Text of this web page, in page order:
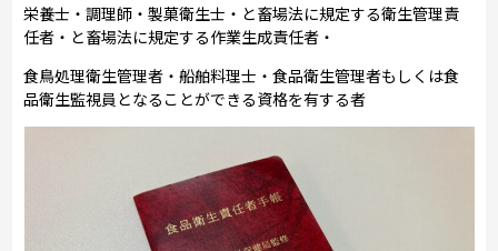
栄養士・調理師・製菓衛生士・と畜場法に規定する衛生管理責
任者・と畜場法に規定する作業生成責任者・
食鳥処理衛生管理者・船舶料理士・食品衛生管理者もしくは食
品衛生監視員となることができる資格を有する者